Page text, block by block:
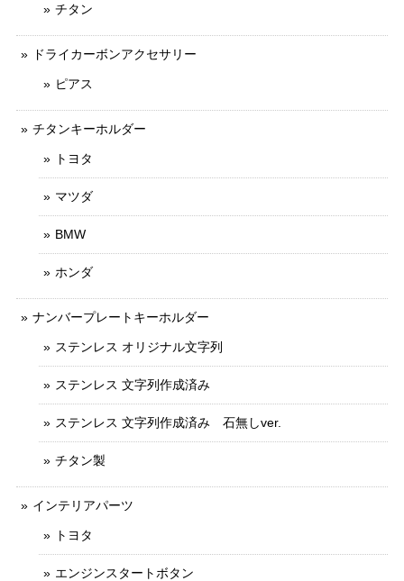
チタン
ドライカーボンアクセサリー
ピアス
チタンキーホルダー
トヨタ
マツダ
BMW
ホンダ
ナンバープレートキーホルダー
ステンレス オリジナル文字列
ステンレス 文字列作成済み
ステンレス 文字列作成済み 石無しver.
チタン製
インテリアパーツ
トヨタ
エンジンスタートボタン